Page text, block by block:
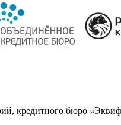
кредитного бюро